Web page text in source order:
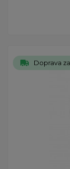
Doprava